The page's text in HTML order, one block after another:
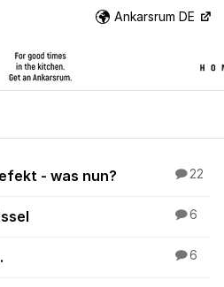
Ankarsrum DE
- was nun? 22
6
6